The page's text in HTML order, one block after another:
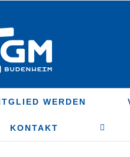
WERDEN
KONTAKT